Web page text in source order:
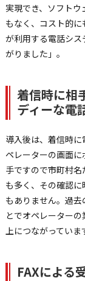
実現でき、ソフト
もなく、コスト的
が利用する電話シ
がりました」。
着信時に相
ディーな電
導入後は、着信時
ペレーターの画面
手ですので市町村
も多く、その確認
もありません。過
とでオペレーター
上につながっていま
FAXによる